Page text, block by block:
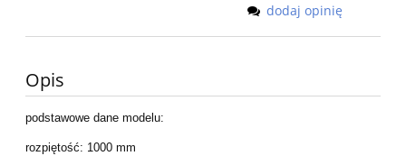
dodaj opinię
Opis
podstawowe dane modelu:
rozpiętość: 1000 mm